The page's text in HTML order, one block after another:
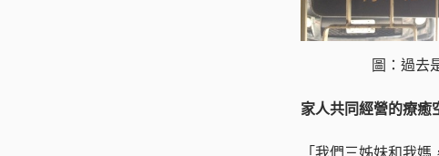
圖：過去
家人共同經營的療癒